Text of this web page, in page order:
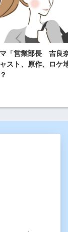
マ「営業部長 吉良
スト、原作、ロケ